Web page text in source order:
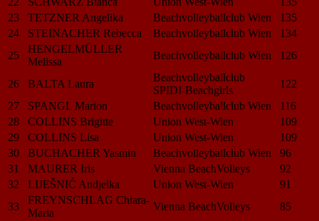
23
TETZNER Angelika Beachvolleyballclub Wien
135
24
STEINACHER Rebecca Beachvolleyballclub Wien
134
25
HENGELMÜLLER
Melissa
Beachvolleyballclub Wien 126
26 BALTA Laura
Beachvolleyballclub
SPIDI-Beachgirls
122
27
SPANGL Marion Beachvolleyballclub Wien
116
28
COLLINS Brigitte Union West-Wien
109
29
COLLINS Lisa Union West-Wien
109
30
BUCHACHER Yasmin Beachvolleyballclub Wien
96
31
MAURER Iris Vienna BeachVolleys
92
32
LIJEŠNIĆ Andjelka Union West-Wien
91
33
FREYNSCHLAG Chiara-
Maria
Vienna BeachVolleys 85